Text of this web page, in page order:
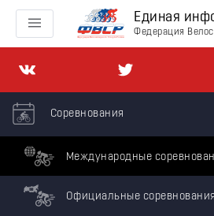
Единая
Федерация
Соревнования
Международные
Официальные